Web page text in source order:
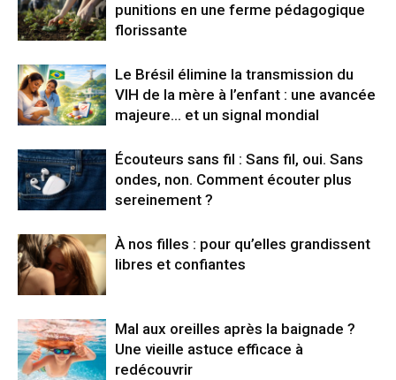
punitions en une ferme pédagogique
florissante
Le Brésil élimine la transmission du
VIH de la mère à l’enfant : une avancée
majeure… et un signal mondial
Écouteurs sans fil : Sans fil, oui. Sans
ondes, non. Comment écouter plus
sereinement ?
À nos filles : pour qu’elles grandissent
libres et confiantes
Mal aux oreilles après la baignade ?
Une vieille astuce efficace à
redécouvrir